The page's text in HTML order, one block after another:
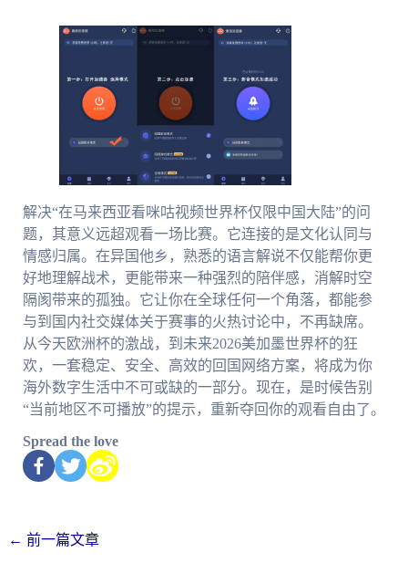
解决“在马来西亚看咪咕视频世界杯仅限中国大陆”的问
题，其意义远超观看一场比赛。它连接的是文化认同与
情感归属。在异国他乡，熟悉的语言解说不仅能帮你更
好地理解战术，更能带来一种强烈的陪伴感，消解时空
隔阂带来的孤独。它让你在全球任何一个角落，都能参
与到国内社交媒体关于赛事的火热讨论中，不再缺席。
从今天欧洲杯的激战，到未来2026美加墨世界杯的狂
欢，一套稳定、安全、高效的回国网络方案，将成为你
海外数字生活中不可或缺的一部分。现在，是时候告别
“当前地区不可播放”的提示，重新夺回你的观看自由了。
Spread the love
← 前一篇文章